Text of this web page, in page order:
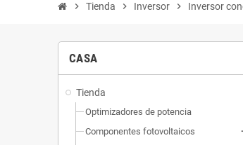
chevron_right Tienda chevron_right Inversor chevron_right Inversor
CASA
Tienda
Optimizadores de potencia
Componentes fotovoltaicos